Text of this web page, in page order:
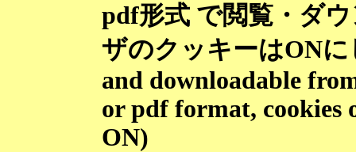
pdf形式 で閲覧・ダ
ザのクッキーはON
and downloadable
or pdf format, cookies
ON)